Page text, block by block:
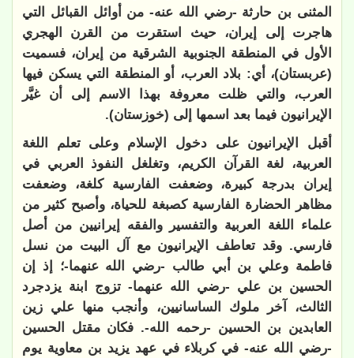
المثنى بن حارثة -رضي الله عنه- من أوائل القبائل التي
هاجرت إلى إيران، حيث استقرت من القرن الهجري
الأول في المنطقة الجنوبية الشرقية من إيران، فسميت
(عربستان)، أي: بلاد العرب، أو المنطقة التي يسكن فيها
العرب، والتي ظلت معروفة بهذا الاسم إلى أن غيَّر
الإيرانيون فيما بعد اسمها إلى (خوزستان).
أقبل الإيرانيون على دخول الإسلام وعلى تعلم اللغة
العربية، لغة القرآن الكريم، وتغلغل النفوذ العربي في
إيران بدرجة كبيرة، وضعفت الفارسية كلغة، وضعفت
مظاهر الحضارة الفارسية كصبغة للحياة، وأصبح كثير من
علماء اللغة العربية والتفسير والفقه إيرانيين من أصل
فارسي. وقد تعاطف الإيرانيون مع آل البيت من نسل
فاطمة وعلي بن أبي طالب -رضي الله عنهما-؛ إذ إن
الحسين بن علي -رضي الله عنهما- تزوج ابنة يزدجرد
الثالث، آخر ملوك الساسانيين، وأنجب منها علي زين
العابدين بن الحسين -رحمه الله-. فكان مقتل الحسين
-رضي الله عنه- في كربلاء في عهد يزيد بن معاوية يوم